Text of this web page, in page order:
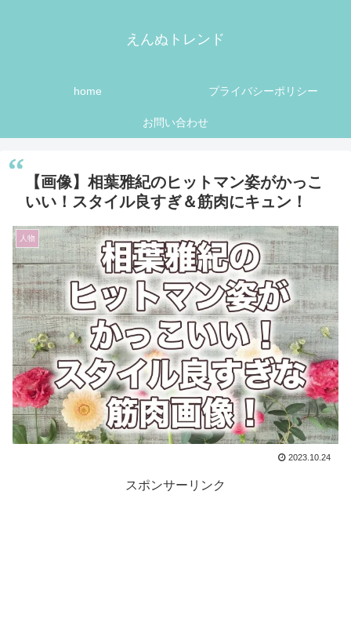
えんぬトレンド
home プライバシーポリシー
お問い合わせ
【画像】相葉雅紀のヒットマン姿がかっこ
いい！スタイル良すぎ＆筋肉にキュン！
人物
2023.10.24
スポンサーリンク